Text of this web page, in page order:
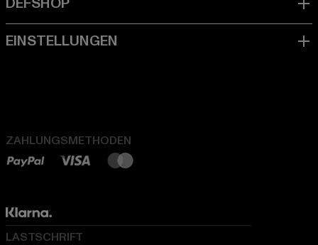
ZAHLUNGSMETHODEN
LASTSCHRIFT